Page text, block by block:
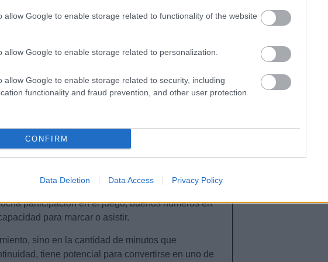
allow Google to enable storage related to functionality of the website
allow Google to enable storage related to personalization.
allow Google to enable storage related to security, including
functionality and fraud prevention, and other user protection.
CONFIRM
Data Deletion Data Access Privacy Policy
actuar como interior, mediapunta o extremo, por
pero también tendrá que competir por minutos con
utilice como extremo diestro, en un equipo en el
en el doble pivote y Bellingham de
en el puesto de Valverde y el uruguayo ocupe el
en la rotación madridista, aunque habrá
titular habitual.
para ser un jugador que otorgue buenas
participación en el juego, buenos números en
para marcar o asistir.
sino en la cantidad de minutos que
tiene potencial para convertirse en uno de